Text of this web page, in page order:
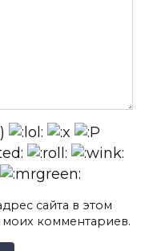
сайта в этом
комментариев.